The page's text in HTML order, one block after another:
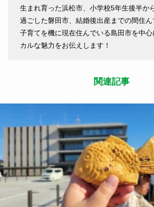
生まれ育った浜松市、小学校5年生後半か
過ごした磐田市、結婚後出産までの間住ん
子育てを機に現在住んでいる島田市を中
カルな魅力をお伝えします！
関連記事